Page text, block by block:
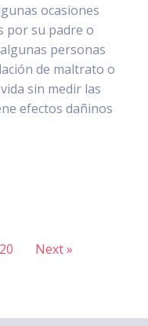
ocasiones
por su padre o
personas
de maltrato o
sin medir las
efectos dañinos
20 Next »